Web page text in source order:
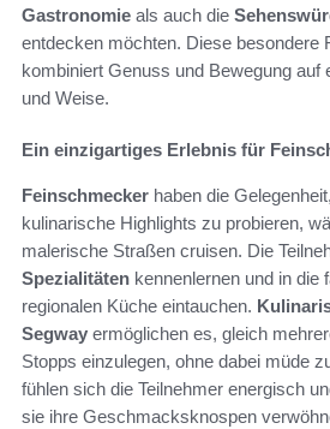
Gastronomie als auch die
entdecken möchten. Diese besondere
kombiniert Genuss und Bewegung auf
und Weise.
Ein einzigartiges Erlebnis für
Feinschmecker haben die
kulinarische Highlights zu probieren,
malerische Straßen cruisen. Die
Spezialitäten kennenlernen und in die
regionalen Küche eintauchen.
Segway ermöglichen es, gleich
Stopps einzulegen, ohne dabei müde
fühlen sich die Teilnehmer energisch
sie ihre Geschmacksknospen